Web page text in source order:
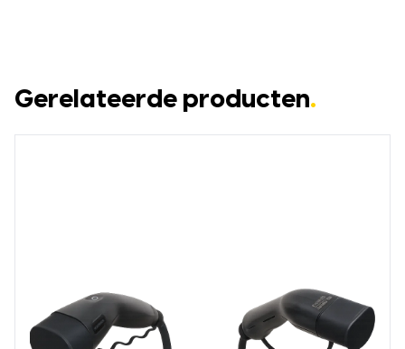
Gerelateerde producten.